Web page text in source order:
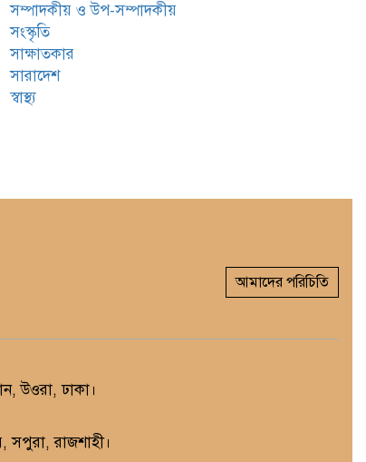
সম্পাদকীয় ও উপ-সম্পাদকীয়
সংস্কৃতি
সাক্ষাতকার
সারাদেশ
স্বাস্থ্য
আমাদের পরিচিতি
উওরা, ঢাকা।
সপুরা, রাজশাহী।